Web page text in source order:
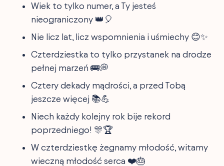
Wiek to tylko numer, a Ty jesteś
nieograniczony 👑🎈
Nie licz lat, licz wspomnienia i uśmiechy 😊✨
Czterdziestka to tylko przystanek na drodze
pełnej marzeń 🚌💭
Cztery dekady mądrości, a przed Tobą
jeszcze więcej 📚💪
Niech każdy kolejny rok bije rekord
poprzedniego! 🎊🏆
W czterdziestkę żegnamy młodość, witamy
wieczną młodość serca ❤️🎂